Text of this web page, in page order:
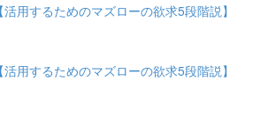
用するためのマズローの欲求5段階説】
用するためのマズローの欲求5段階説】